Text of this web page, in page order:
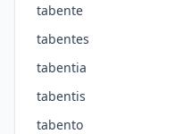
tabente
tabentes
tabentia
tabentis
tabento